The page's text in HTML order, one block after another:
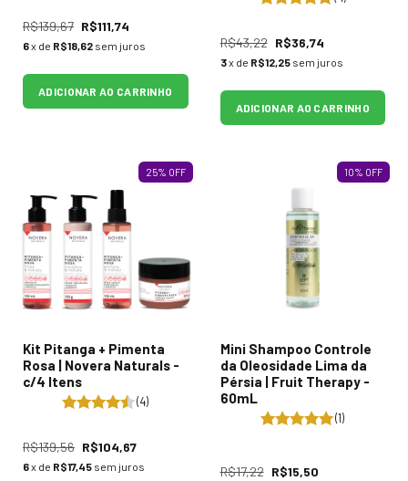
R$139,67 R$111,74
6x de R$18,62 sem juros
ADICIONAR AO CARRINHO
R$43,22 R$36,74
3x de R$12,25 sem juros
ADICIONAR AO CARRINHO
25% OFF
Kit Pitanga + Pimenta
Rosa | Novera Naturals -
c/4 Itens
(4)
R$139,56 R$104,67
6x de R$17,45 sem juros
10% OFF
Mini Shampoo Controle
da Oleosidade Lima da
Pérsia | Fruit Therapy -
60mL
(1)
R$17,22 R$15,50